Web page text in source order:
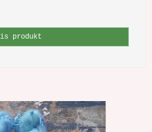
produkt